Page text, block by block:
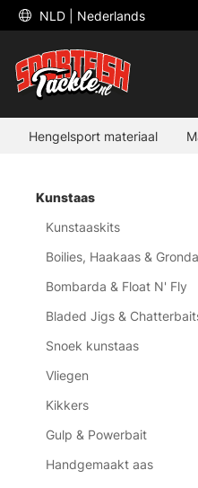
NLD | Nederlands
Hengelsport materiaal
Kunstaas
Kunstaaskits
Boilies, Haakaas &
Bombarda & Float N' Fly
Bladed Jigs &
Snoek kunstaas
Vliegen
Kikkers
Gulp & Powerbait
Handgemaakt aas